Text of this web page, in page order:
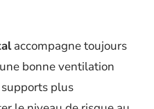
accompagne toujours
bonne ventilation
plus